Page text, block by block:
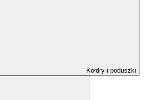
Kołdry i poduszki